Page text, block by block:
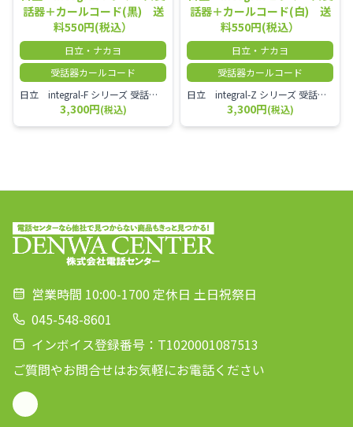
話器＋カールコード(黒) 送
料550円(税込）
日立・ナカヨ
受話器カールコード
日立 integral-F シリーズ 受話器＋カールコード セット（白）／本商品は中古品となります。 写真では分かりにくいキズ・汚れなどの使用感があります。 経年変化で日焼けの色味が強くなる場合がございます。 予めご理解・ご了承頂きますようお願いいたします。
3,300円(税込)
話器＋カールコード(白) 送
料550円(税込）
日立・ナカヨ
受話器カールコード
日立 integral-Z シリーズ 受話器＋カールコード セット（白）／本商品は中古品となります。 写真では分かりにくいキズ・汚れなどの使用感があります。 経年変化で日焼けの色味が強くなる場合がございます。 予めご理解・ご了承頂きますようお願いいたします。
3,300円(税込)
営業時間 10:00-1700 定休日 土日祝祭日
045-548-8601
インボイス登録番号：T1020001087513
ご質問やお問合せはお気軽にお電話ください